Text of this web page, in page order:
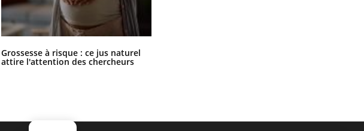
Grossesse à risque : ce jus naturel
attire l'attention des chercheurs